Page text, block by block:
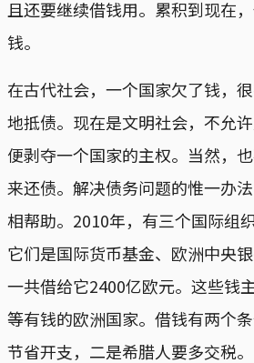
且还要继续借钱用。累积到现在
钱。
在古代社会，一个国家欠了钱，
地抵债。现在是文明社会，不允
便剥夺一个国家的主权。当然，
来还债。解决债务问题的惟一办
相帮助。2010年，有三个国际组
它们是国际货币基金、欧洲中央银
一共借给它2400亿欧元。这些钱
等有钱的欧洲国家。借钱有两个
节省开支，二是希腊人要多交税。